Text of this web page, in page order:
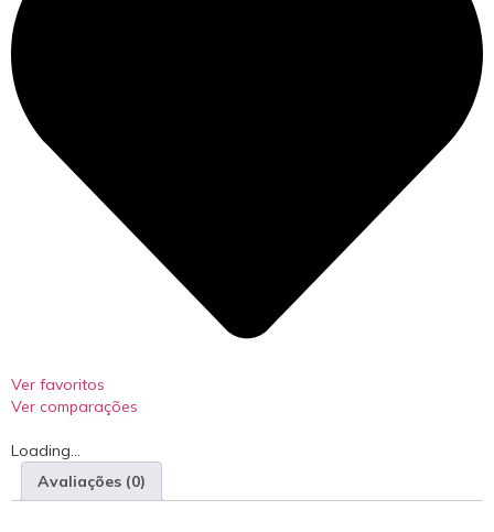
Ver favoritos
Ver comparações
Loading...
Avaliações (0)